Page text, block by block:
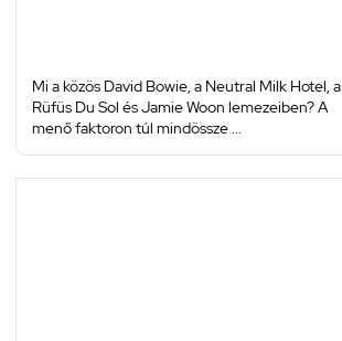
Mi a közös David Bowie, a Neutral Milk Hotel, a
Rüfüs Du Sol és Jamie Woon lemezeiben? A
menő faktoron túl mindössze ...